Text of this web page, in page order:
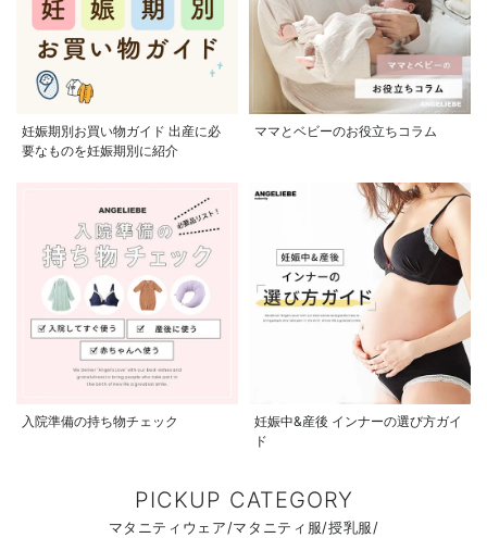
妊娠期別お買い物ガイド 出産に必
要なものを妊娠期別に紹介
ママとベビーのお役立ちコラム
入院準備の持ち物チェック
妊娠中&産後 インナーの選び方ガイ
ド
PICKUP CATEGORY
マタニティウェア/マタニティ服/授乳服/